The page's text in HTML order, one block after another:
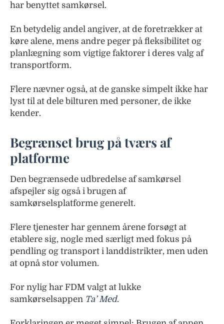
har benyttet samkørsel.
En betydelig andel angiver, at de foretrækker at
køre alene, mens andre peger på fleksibilitet og
planlægning som vigtige faktorer i deres valg af
transportform.
Flere nævner også, at de ganske simpelt ikke har
lyst til at dele bilturen med personer, de ikke
kender.
Begrænset brug på tværs af
platforme
Den begrænsede udbredelse af samkørsel
afspejler sig også i brugen af
samkørselsplatforme generelt.
Flere tjenester har gennem årene forsøgt at
etablere sig, nogle med særligt med fokus på
pendling og transport i landdistrikter, men uden
at opnå stor volumen.
For nylig har FDM valgt at lukke
samkørselsappen Ta’ Med.